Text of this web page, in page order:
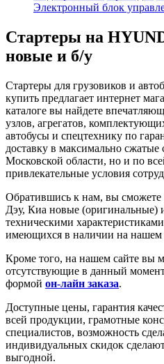
Электронный блок
Стартеры на
новые и б/у
Стартеры для грузовиков и
купить предлагает интернет
каталоге вы найдете
узлов, агрегатов,
автобусы и спецтехнику по
доставку в максимально
Московской области, но и по
привлекательные условия
Обратившись к нам, вы сможете
Дэу, Киа новые (оригинальные)
техническими
имеющихся в наличии на нашем
Кроме того, на нашем сайте вы
отсутствующие в данный
формой он-лайн заказа.
Доступные цены, гарантия
всей продукции, грамотные
специалистов, возможность
индивидуальных скидок
выгодной.